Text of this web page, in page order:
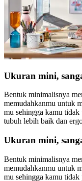
Ukuran mini,
Bentuk minimalisnya
memudahkanmu untuk
mu sehingga kamu
tubuh lebih baik dan
Ukuran mini,
Bentuk minimalisnya
memudahkanmu untuk
mu sehingga kamu